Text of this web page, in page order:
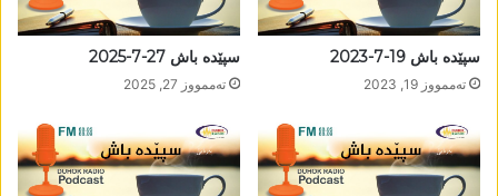
سپێدە باش 19-7-2023
تەممووز 19, 2023
سپێدە باش 27-7-2025
تەممووز 27, 2025